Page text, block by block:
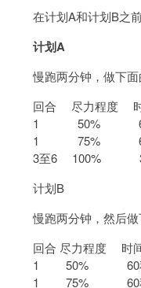
在计划A和计划B之前
计划A
慢跑两分钟，做下面
回合 尽力程度
1 50% 60
1 75% 60
3至6 100%
计划B
慢跑两分钟，然后做
回合 尽力程度
1 50% 60
1 75% 60